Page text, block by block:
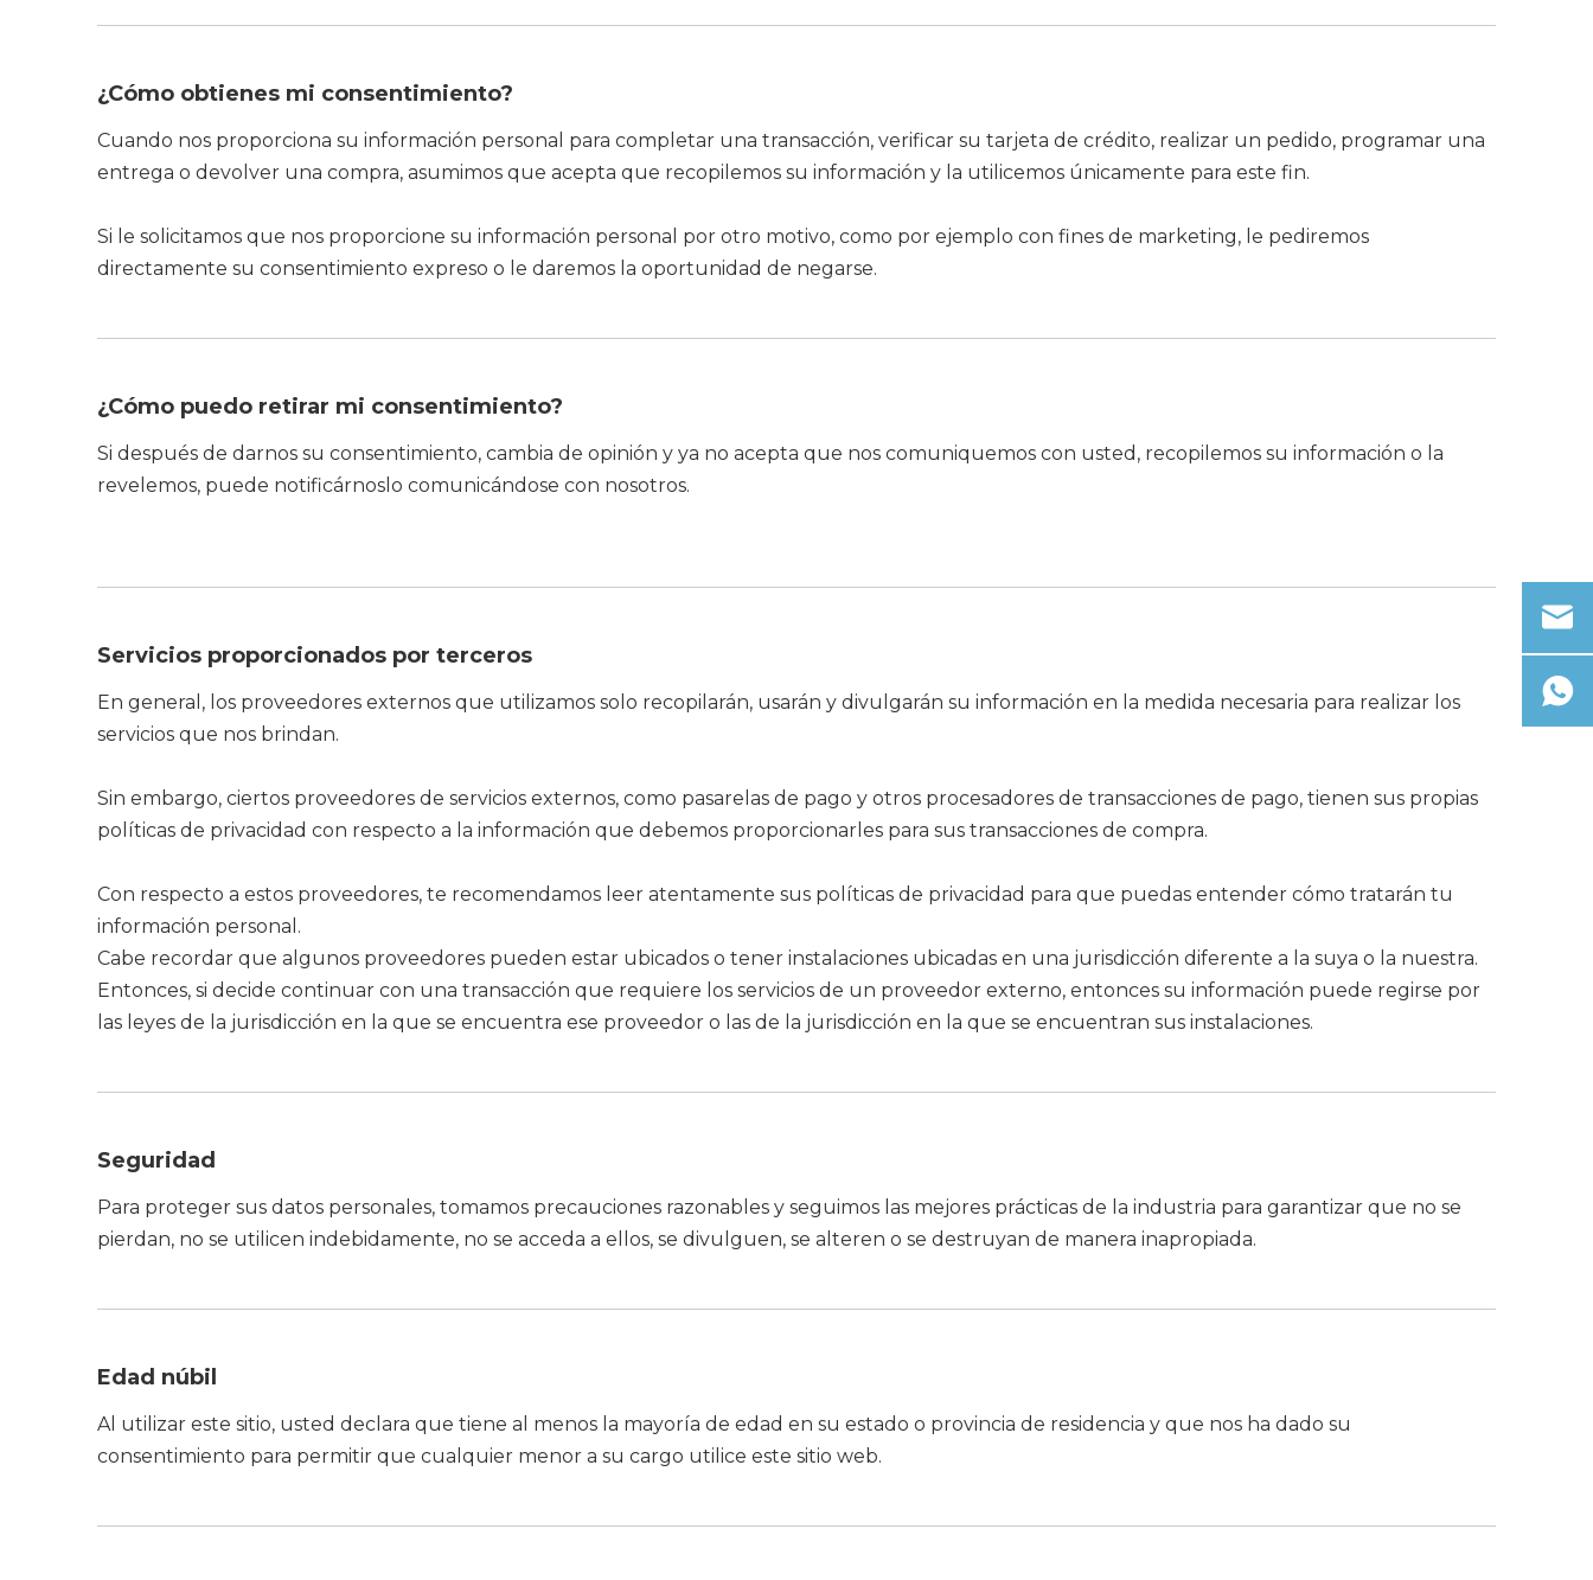
¿Cómo obtienes mi consentimiento?
Cuando nos proporciona su información personal para completar una transacción, verificar su tarjeta de crédito, realizar un pedido, programar una
entrega o devolver una compra, asumimos que acepta que recopilemos su información y la utilicemos únicamente para este fin.
Si le solicitamos que nos proporcione su información personal por otro motivo, como por ejemplo con fines de marketing, le pediremos
directamente su consentimiento expreso o le daremos la oportunidad de negarse.
¿Cómo puedo retirar mi consentimiento?
Si después de darnos su consentimiento, cambia de opinión y ya no acepta que nos comuniquemos con usted, recopilemos su información o la
revelemos, puede notificárnoslo comunicándose con nosotros.
Servicios proporcionados por terceros
En general, los proveedores externos que utilizamos solo recopilarán, usarán y divulgarán su información en la medida necesaria para realizar los
servicios que nos brindan.
Sin embargo, ciertos proveedores de servicios externos, como pasarelas de pago y otros procesadores de transacciones de pago, tienen sus propias
políticas de privacidad con respecto a la información que debemos proporcionarles para sus transacciones de compra.
Con respecto a estos proveedores, te recomendamos leer atentamente sus políticas de privacidad para que puedas entender cómo tratarán tu
información personal.
Cabe recordar que algunos proveedores pueden estar ubicados o tener instalaciones ubicadas en una jurisdicción diferente a la suya o la nuestra.
Entonces, si decide continuar con una transacción que requiere los servicios de un proveedor externo, entonces su información puede regirse por
las leyes de la jurisdicción en la que se encuentra ese proveedor o las de la jurisdicción en la que se encuentran sus instalaciones.
Seguridad
Para proteger sus datos personales, tomamos precauciones razonables y seguimos las mejores prácticas de la industria para garantizar que no se
pierdan, no se utilicen indebidamente, no se acceda a ellos, se divulguen, se alteren o se destruyan de manera inapropiada.
Edad núbil
Al utilizar este sitio, usted declara que tiene al menos la mayoría de edad en su estado o provincia de residencia y que nos ha dado su
consentimiento para permitir que cualquier menor a su cargo utilice este sitio web.